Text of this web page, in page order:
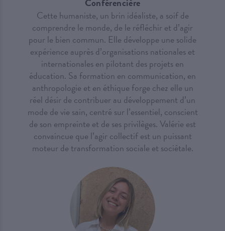
Cette humaniste, un brin idéaliste, a soif de
comprendre le monde, de le réfléchir et d’agir
pour le bien commun. Elle développe une solide
expérience auprès d’organisations nationales et
internationales en pilotant des projets en
éducation. Sa formation en communication, en
anthropologie et en éthique forge chez elle un
réel désir de contribuer au développement d’un
mode de vie sain, centré sur l’essentiel, conscient
de son empreinte et de ses privilèges. Valérie est
convaincue que l’agir collectif est un puissant
moteur de transformation sociale et sociétale.